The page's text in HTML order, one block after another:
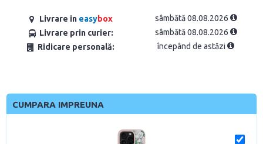
Livrare in easybox
sâmbătă 08.08.2026
Livrare prin curier:
sâmbătă 08.08.2026
Ridicare personală:
începând de astăzi
CUMPARA IMPREUNA